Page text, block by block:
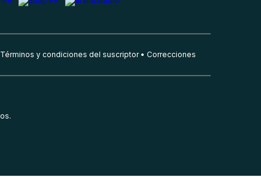
Términos y condiciones del suscriptor Correcciones